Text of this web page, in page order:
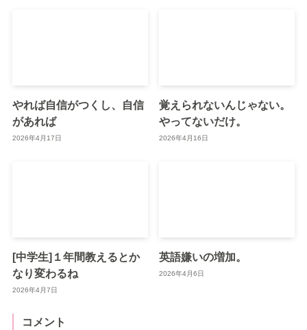
やれば自信がつくし、自信
があれば
2026年4月17日
覚えられないんじゃない。
やってないだけ。
2026年4月16日
[中学生]１年間教えるとか
なり変わるね
2026年4月7日
英語嫌いの増加。
2026年4月6日
コメント